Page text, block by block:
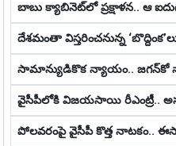
బాబు క్యాబినెట్‌లో ప్ర‌క్షాళ‌న‌.. ఆ
దేశమంతా విస్తరించనున్న
సామాన్యుడికొక న్యాయం..
వైసీపీలోకి విజయసాయి రీఎంట్రీ..
పోలవరంపై వైసీపీ కొత్త నాట‌కం..